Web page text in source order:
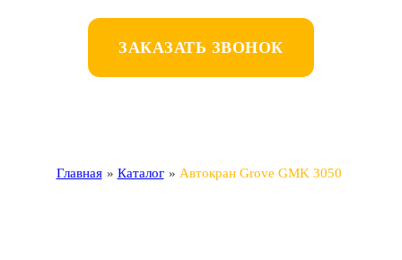
ЗАКАЗАТЬ ЗВОНОК
Главная » Каталог » Автокран Grove GMK 3050